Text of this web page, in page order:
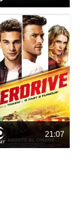
21:07